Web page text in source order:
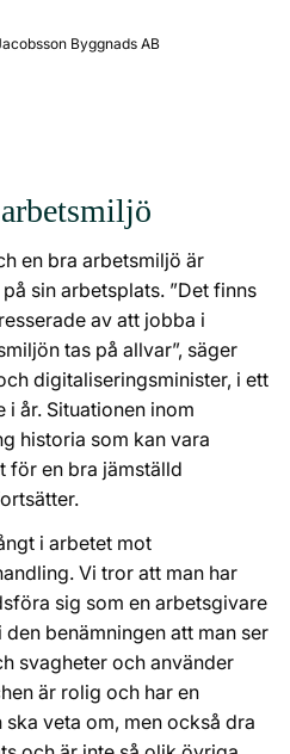
Byggnads AB
en bra arbetsmiljö är
sin arbetsplats. ”Det finns
av att jobba i
tas på allvar”, säger
digitaliseringsminister, i ett
i år. Situationen inom
historia som kan vara
för en bra jämställd
i arbetet mot
Vi tror att man har
sig som en arbetsgivare
benämningen att man ser
svagheter och använder
är rolig och har en
veta om, men också dra